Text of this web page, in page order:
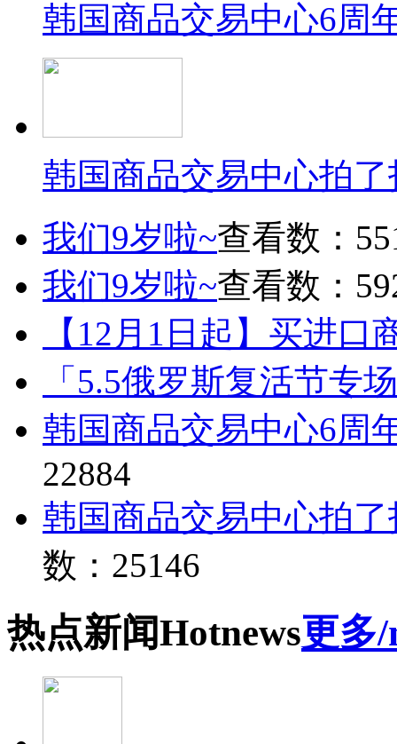
韩国商品交易中心6周
韩国商品交易中心拍
我们9岁啦~查看数：
我们9岁啦~查看数：
【12月1日起】买进口
「5.5俄罗斯复活节专
韩国商品交易中心6周
22884
韩国商品交易中心拍
数：25146
热点新闻Hotnews更多